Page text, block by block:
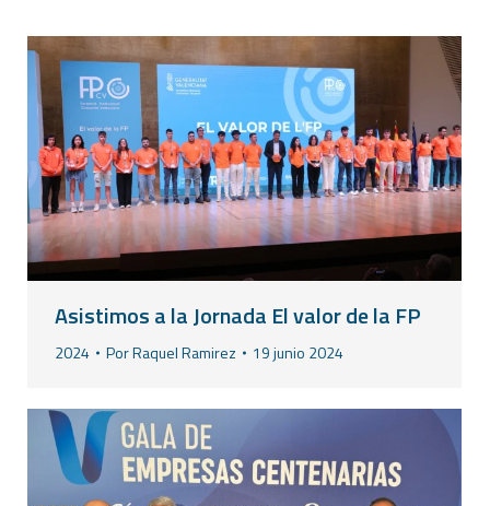
Asistimos a la Jornada El valor de la FP
2024 PorRaquel Ramirez 19 junio 2024